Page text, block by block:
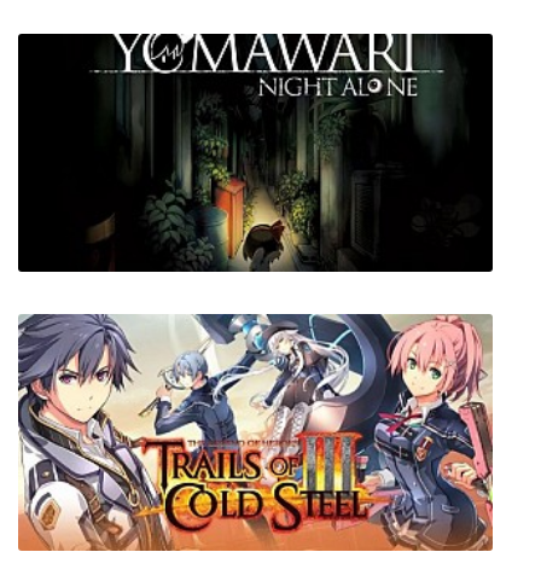
Shortest Trip to Earth
Yomawari: Night Alone